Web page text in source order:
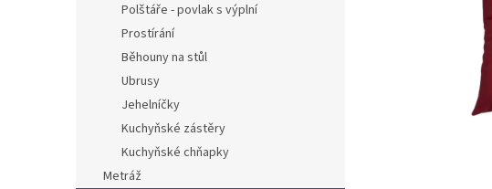
Polštáře - povlak s výplní
Prostírání
Běhouny na stůl
Ubrusy
Jehelníčky
Kuchyňské zástěry
Kuchyňské chňapky
Metráž